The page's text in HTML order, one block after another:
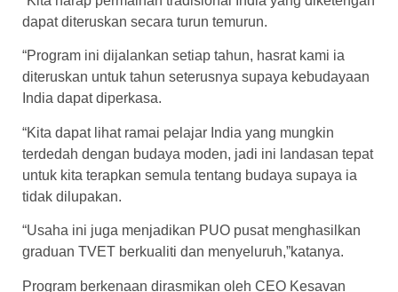
dapat diteruskan secara turun temurun.
“Program ini dijalankan setiap tahun, hasrat kami ia
diteruskan untuk tahun seterusnya supaya kebudayaan
India dapat diperkasa.
“Kita dapat lihat ramai pelajar India yang mungkin
terdedah dengan budaya moden, jadi ini landasan tepat
untuk kita terapkan semula tentang budaya supaya ia
tidak dilupakan.
“Usaha ini juga menjadikan PUO pusat menghasilkan
graduan TVET berkualiti dan menyeluruh,”katanya.
Program berkenaan dirasmikan oleh CEO Kesavan